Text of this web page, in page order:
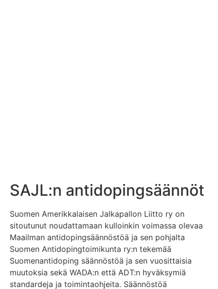
SAJL:n antidopingsäännöt
Suomen Amerikkalaisen Jalkapallon Liitto ry on
sitoutunut noudattamaan kulloinkin voimassa olevaa
Maailman antidopingsäännöstöä ja sen pohjalta
Suomen Antidopingtoimikunta ry:n tekemää
Suomenantidoping säännöstöä ja sen vuosittaisia
muutoksia sekä WADA:n että ADT:n hyväksymiä
standardeja ja toimintaohjeita. Säännöstöä